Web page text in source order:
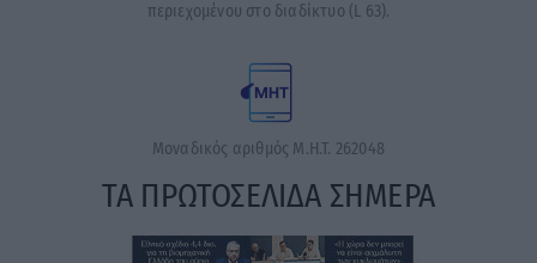
περιεχομένου στο διαδίκτυο (L 63).
Μοναδικός αριθμός Μ.Η.Τ. 262048
ΤΑ ΠΡΩΤΟΣΕΛΙΔΑ ΣΗΜΕΡΑ